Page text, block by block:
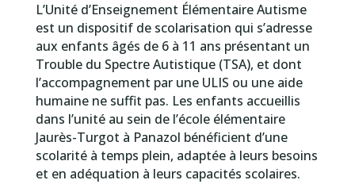
L’Unité d’Enseignement Élémentaire Autisme
est un dispositif de scolarisation qui s’adresse
aux enfants âgés de 6 à 11 ans présentant un
Trouble du Spectre Autistique (TSA), et dont
l’accompagnement par une ULIS ou une aide
humaine ne suffit pas. Les enfants accueillis
dans l’unité au sein de l’école élémentaire
Jaurès-Turgot à Panazol bénéficient d’une
scolarité à temps plein, adaptée à leurs besoins
et en adéquation à leurs capacités scolaires.